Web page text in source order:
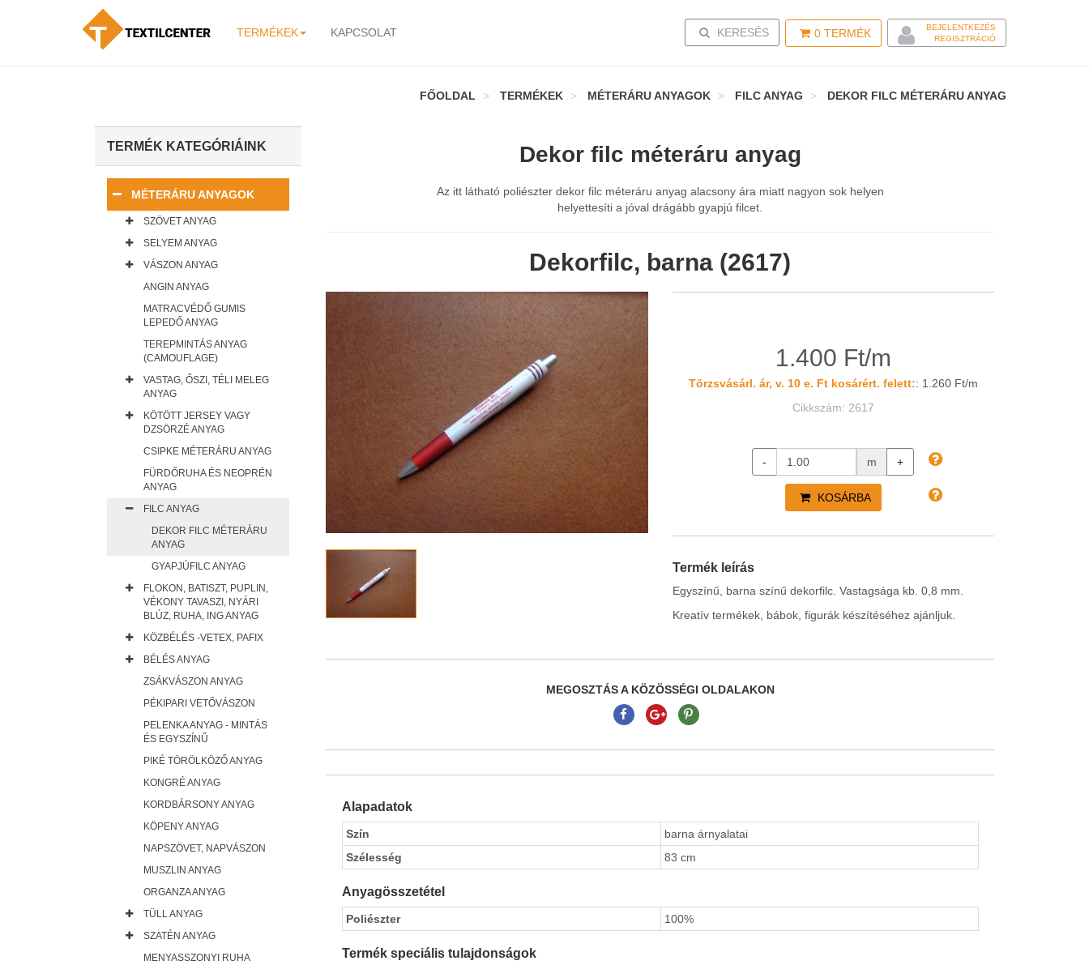
TERMÉKEK KAPCSOLAT 0 TERMÉK
BEJELENTKEZÉS
REGISZTRÁCIÓ
TOGGLE SEARCH
KERESÉS
FŐOLDAL TERMÉKEK MÉTERÁRU ANYAGOK FILC ANYAG DEKOR FILC MÉTERÁRU ANYAG
Dekor filc méteráru anyag
Az itt látható poliészter dekor filc méteráru anyag alacsony ára miatt nagyon sok helyen
helyettesíti a jóval drágább gyapjú filcet.
Dekorfilc, barna (2617)
1.400 Ft/m
Törzsvásárl. ár, v. 10 e. Ft kosárért. felett:: 1.260 Ft/m
Cikkszám: 2617
- m +
KOSÁRBA
Termék leírás
Egyszínű, barna színű dekorfilc. Vastagsága kb. 0,8 mm.
Kreatív termékek, bábok, figurák készítéséhez ajánljuk.
MEGOSZTÁS A KÖZÖSSÉGI OLDALAKON
Alapadatok
Szín
barna árnyalatai
Szélesség
83 cm
Anyagösszetétel
Poliészter 100%
Termék speciális tulajdonságok
TERMÉK KATEGÓRIÁINK
MÉTERÁRU ANYAGOK
SZÖVET ANYAG
SELYEM ANYAG
VÁSZON ANYAG
ANGIN ANYAG
MATRACVÉDŐ GUMIS
LEPEDŐ ANYAG
TEREPMINTÁS ANYAG
(CAMOUFLAGE)
VASTAG, ŐSZI, TÉLI MELEG
ANYAG
KÖTÖTT JERSEY VAGY
DZSÖRZÉ ANYAG
CSIPKE MÉTERÁRU ANYAG
FÜRDŐRUHA ÉS NEOPRÉN
ANYAG
FILC ANYAG
DEKOR FILC MÉTERÁRU
ANYAG
GYAPJÚFILC ANYAG
FLOKON, BATISZT, PUPLIN,
VÉKONY TAVASZI, NYÁRI
BLÚZ, RUHA, ING ANYAG
KÖZBÉLÉS -VETEX, PAFIX
BÉLÉS ANYAG
ZSÁKVÁSZON ANYAG
PÉKIPARI VETŐVÁSZON
PELENKA ANYAG - MINTÁS
ÉS EGYSZÍNŰ
PIKÉ TÖRÖLKÖZŐ ANYAG
KONGRÉ ANYAG
KORDBÁRSONY ANYAG
KÖPENY ANYAG
NAPSZÖVET, NAPVÁSZON
MUSZLIN ANYAG
ORGANZA ANYAG
TÜLL ANYAG
SZATÉN ANYAG
MENYASSZONYI RUHA